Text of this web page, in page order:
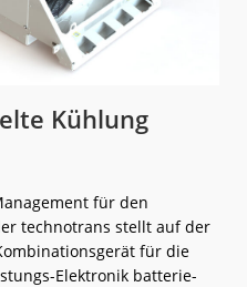
Kühlung
für den
technotrans stellt auf der
für die
Elektronik batterie-